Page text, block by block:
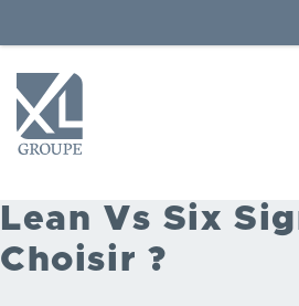
principal
Lean Vs Six
Choisir ?